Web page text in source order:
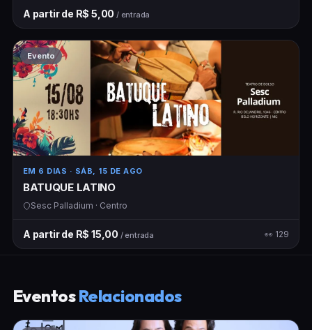
A partir de R$ 5,00 / entrada
Evento
EM 6 DIAS · SÁB, 15 DE AGO
BATUQUE LATINO
Sesc Palladium · Centro
A partir de R$ 15,00 / entrada 👀 129
EventosRelacionados